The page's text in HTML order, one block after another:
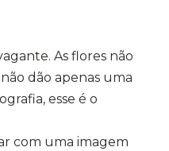
As flores não
dão apenas uma
esse é o
com uma imagem